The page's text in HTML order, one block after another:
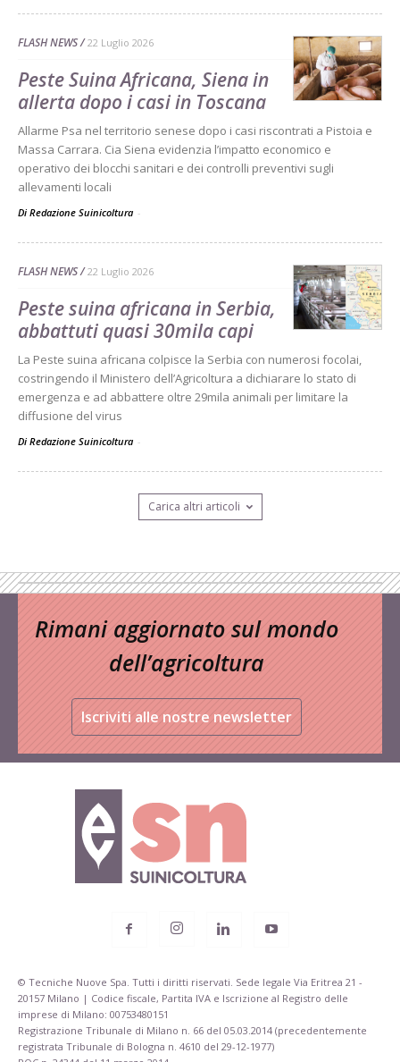
FLASH NEWS 22 Luglio 2026
Peste Suina Africana, Siena in
allerta dopo i casi in Toscana
Allarme Psa nel territorio senese dopo i casi riscontrati a Pistoia e
Massa Carrara. Cia Siena evidenzia l’impatto economico e
operativo dei blocchi sanitari e dei controlli preventivi sugli
allevamenti locali
Di Redazione Suinicoltura -
FLASH NEWS 22 Luglio 2026
Peste suina africana in Serbia,
abbattuti quasi 30mila capi
La Peste suina africana colpisce la Serbia con numerosi focolai,
costringendo il Ministero dell’Agricoltura a dichiarare lo stato di
emergenza e ad abbattere oltre 29mila animali per limitare la
diffusione del virus
Di Redazione Suinicoltura -
Carica altri articoli
Rimani aggiornato sul mondo
dell’agricoltura
Iscriviti alle nostre newsletter
© Tecniche Nuove Spa. Tutti i diritti riservati. Sede legale Via Eritrea 21 -
20157 Milano | Codice fiscale, Partita IVA e Iscrizione al Registro delle
imprese di Milano: 00753480151
Registrazione Tribunale di Milano n. 66 del 05.03.2014 (precedentemente
registrata Tribunale di Bologna n. 4610 del 29-12-1977)